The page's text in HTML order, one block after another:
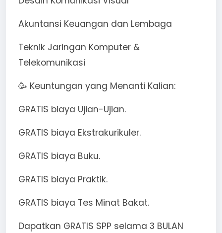
Akuntansi Keuangan dan Lembaga
Teknik Jaringan Komputer &
Telekomunikasi
🥳 Keuntungan yang Menanti Kalian:
GRATIS biaya Ujian-Ujian.
GRATIS biaya Ekstrakurikuler.
GRATIS biaya Buku.
GRATIS biaya Praktik.
GRATIS biaya Tes Minat Bakat.
Dapatkan GRATIS SPP selama 3 BULAN